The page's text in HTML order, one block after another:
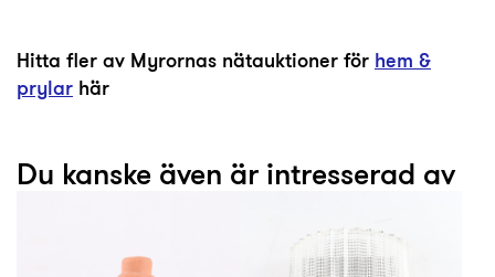
Hitta fler av Myrornas nätauktioner för hem &
prylar här
Du kanske även är intresserad av